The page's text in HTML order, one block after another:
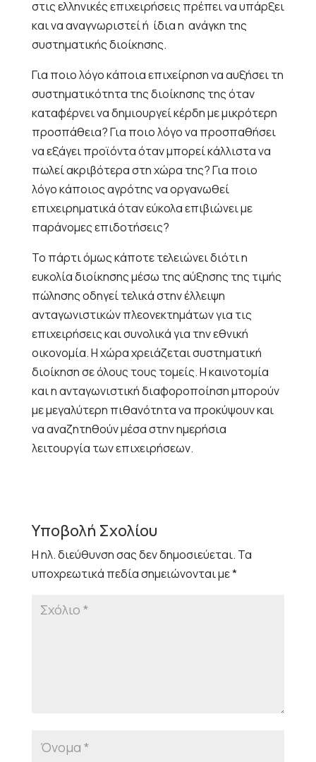
στις ελληνικές επιχειρήσεις πρέπει να υπάρξει
και να αναγνωριστεί ή ίδια η ανάγκη της
συστηματικής διοίκησης.
Για ποιο λόγο κάποια επιχείρηση να αυξήσει τη
συστηματικότητα της διοίκησης της όταν
καταφέρνει να δημιουργεί κέρδη με μικρότερη
προσπάθεια? Για ποιο λόγο να προσπαθήσει
να εξάγει προϊόντα όταν μπορεί κάλλιστα να
πωλεί ακριβότερα στη χώρα της? Για ποιο
λόγο κάποιος αγρότης να οργανωθεί
επιχειρηματικά όταν εύκολα επιβιώνει με
παράνομες επιδοτήσεις?
Το πάρτι όμως κάποτε τελειώνει διότι η
ευκολία διοίκησης μέσω της αύξησης της τιμής
πώλησης οδηγεί τελικά στην έλλειψη
ανταγωνιστικών πλεονεκτημάτων για τις
επιχειρήσεις και συνολικά για την εθνική
οικονομία. Η χώρα χρειάζεται συστηματική
διοίκηση σε όλους τους τομείς. Η καινοτομία
και η ανταγωνιστική διαφοροποίηση μπορούν
με μεγαλύτερη πιθανότητα να προκύψουν και
να αναζητηθούν μέσα στην ημερήσια
λειτουργία των επιχειρήσεων.
Υποβολή Σχολίου
Η ηλ. διεύθυνση σας δεν δημοσιεύεται. Τα
υποχρεωτικά πεδία σημειώνονται με*